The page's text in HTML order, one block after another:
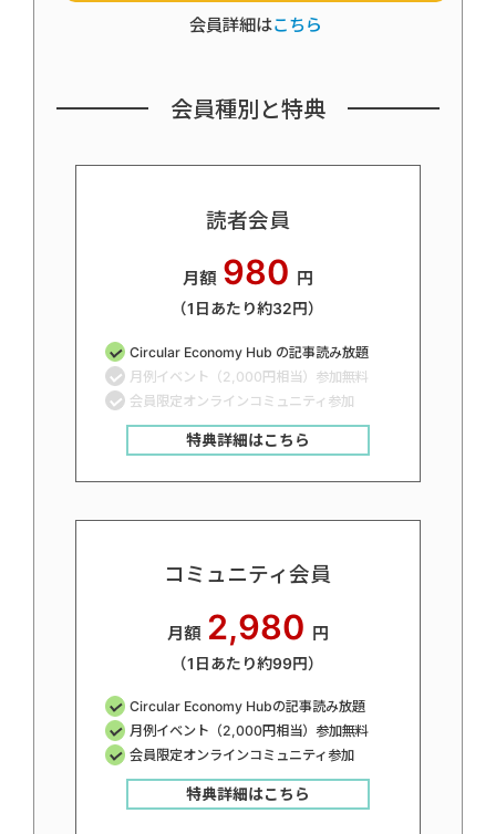
会員詳細はこちら
会員種別と特典
読者会員
月額 980 円
（1日あたり約32円）
Circular Economy Hub の記事読み放題
月例イベント（2,000円相当）参加無料
会員限定オンラインコミュニティ参加
特典詳細はこちら
コミュニティ会員
月額 2,980 円
（1日あたり約99円）
Circular Economy Hubの記事読み放題
月例イベント（2,000円相当）参加無料
会員限定オンラインコミュニティ参加
特典詳細はこちら